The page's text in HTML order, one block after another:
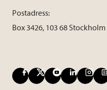
Postadress:
Box 3426, 103 68 Stockholm
F
X
Y
L
I
B